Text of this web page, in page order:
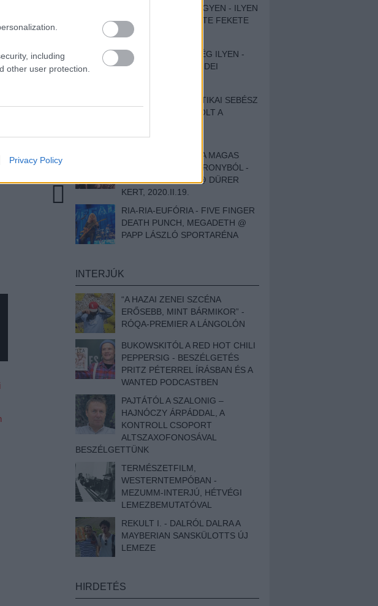
including
other user protection.
Privacy Policy
Grinder és
ahol a
a
ZENÉS TÁBOR A HEGYEN - ILYEN
VOLT A VÍRUS SZÜLTE FEKETE
ZAJ FESZTIVÁL
SOHA NEM VOLT MÉG ILYEN -
BESZÁMOLÓNK AZ IDEI
EGY HALLÁSPLASZTIKAI SEBÉSZ
NAPLÓJA - ILYEN VOLT A
DOKUMENTUMFILM
MÉLY FÉRFIBÁNAT A MAGAS
ELEFÁNTCSONTTORONYBÓL -
LEPROUS, KLONE @ DÜRER
KERT, 2020.II.19.
RIA-RIA-EUFÓRIA - FIVE FINGER
DEATH PUNCH, MEGADETH @
PAPP LÁSZLÓ SPORTARÉNA
INTERJÚK
“A HAZAI ZENEI SZCÉNA
ERŐSEBB, MINT BÁRMIKOR” -
RÓQA-PREMIER A LÁNGOLÓN
BUKOWSKITÓL A RED HOT CHILI
PEPPERSIG - BESZÉLGETÉS
PRITZ PÉTERREL ÍRÁSBAN ÉS A
WANTED PODCASTBEN
PAJTÁTÓL A SZALONIG –
HAJNÓCZY ÁRPÁDDAL, A
KONTROLL CSOPORT
ALTSZAXOFONOSÁVAL
BESZÉLGETTÜNK
TERMÉSZETFILM,
WESTERNTEMPÓBAN -
MEZUMM-INTERJÚ, HÉTVÉGI
LEMEZBEMUTATÓVAL
REKULT I. - DALRÓL DALRA A
MAYBERIAN SANSKÜLOTTS ÚJ
LEMEZE
HIRDETÉS